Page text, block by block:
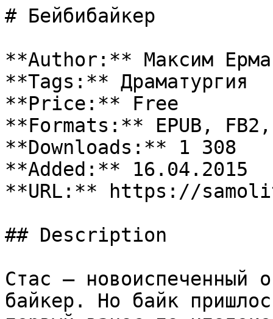
# Бейбибайкер
**Author:** Максим
**Tags:** Драматургия
**Price:** Free
**Formats:** EPUB, FB2,
**Downloads:** 1 308
**Added:** 16.04.2015
**URL:** https://
## Description
Стас – новоиспеченный
байкер. Но байк